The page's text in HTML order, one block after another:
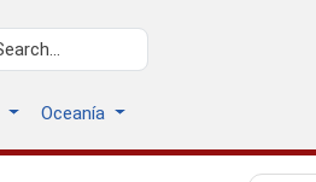
Oceanía